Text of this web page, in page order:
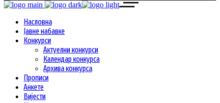
Насловна
Јавне набавке
Конкурси
Актуелни конкурси
Календар конкурса
Архива конкурса
Прописи
Анкете
Вијести